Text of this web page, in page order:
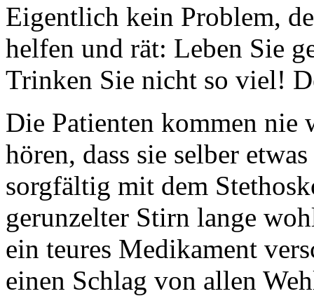
Eigentlich kein Problem,
helfen und rät: Leben Sie
Trinken Sie nicht so viel!
Die Patienten kommen nie
hören, dass sie selber
sorgfältig mit dem
gerunzelter Stirn lange
ein teures Medikament
einen Schlag von allen